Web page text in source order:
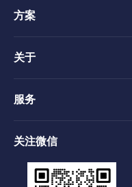
方案
关于
服务
关注微信